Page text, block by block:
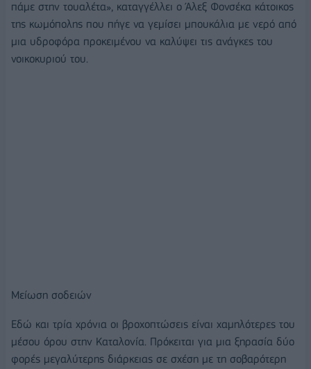
πάμε στην τουαλέτα», καταγγέλλει ο Άλεξ Φονσέκα κάτοικος
της κωμόπολης που πήγε να γεμίσει μπουκάλια με νερό από
μια υδροφόρα προκειμένου να καλύψει τις ανάγκες του
νοικοκυριού του.
Μείωση σοδειών
Εδώ και τρία χρόνια οι βροχοπτώσεις είναι χαμηλότερες του
μέσου όρου στην Καταλονία. Πρόκειται για μια ξηρασία δύο
φορές μεγαλύτερης διάρκειας σε σχέση με τη σοβαρότερη